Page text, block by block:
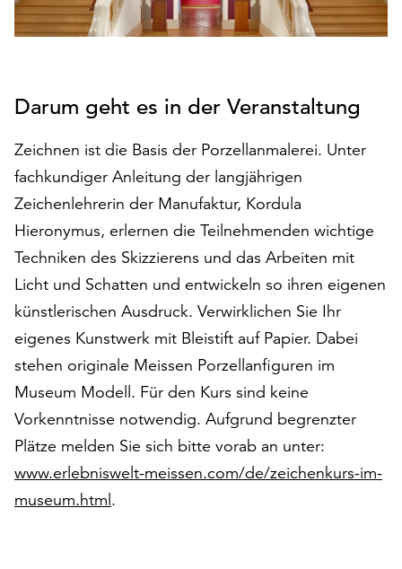
Klicken
Sie
akzeptieren“,
um
Cookies
zu
akzeptieren.
können
Ihr
Einverständnis
jederzeit
ändern
und
widerrufen.
Dafür
steht
Ihnen
am
der
Seite
Darum geht es in der Veranstaltung
Zeichnen ist die Basis der Porzellanmalerei. Unter
fachkundiger Anleitung der langjährigen
Zeichenlehrerin der Manufaktur, Kordula
Hieronymus, erlernen die Teilnehmenden wichtige
Techniken des Skizzierens und das Arbeiten mit
Licht und Schatten und entwickeln so ihren eigenen
künstlerischen Ausdruck. Verwirklichen Sie Ihr
eigenes Kunstwerk mit Bleistift auf Papier. Dabei
stehen originale Meissen Porzellanfiguren im
Museum Modell. Für den Kurs sind keine
Vorkenntnisse notwendig. Aufgrund begrenzter
Plätze melden Sie sich bitte vorab an unter:
www.erlebniswelt-meissen.com/de/zeichenkurs-im-
museum.html.